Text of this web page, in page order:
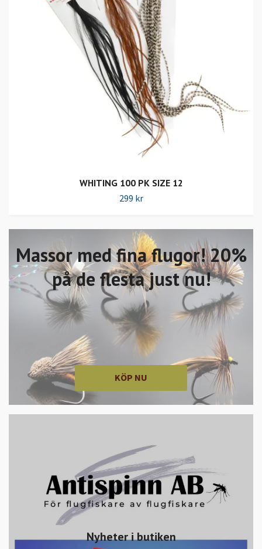
Massor med fina flugor! 20%
på de flesta just nu!
KÖP NU
Nyheter i butiken
WHITING 100 PK SIZE 12
299 kr